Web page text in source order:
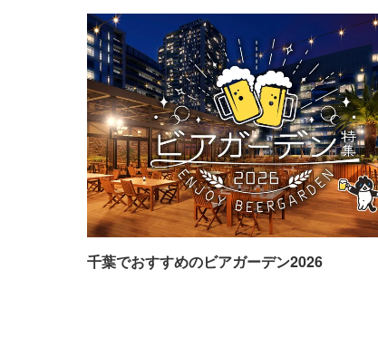
千葉でおすすめのビアガーデン2026